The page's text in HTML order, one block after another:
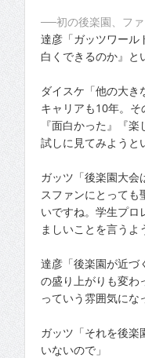
──初の後楽園、フ
達彦「ガッツワール
白くできるのか』と
ダイスケ「他の大
キャリアも10年。
『面白かった』『
試しに見てみようと
ガッツ「後楽園大会
スファンにとって
いですね。学生プロ
ましいことを言うよ
達彦「後楽園が近づ
の盛り上がりも変わ
っていう雰囲気にな
ガッツ「それを後楽
いないので」